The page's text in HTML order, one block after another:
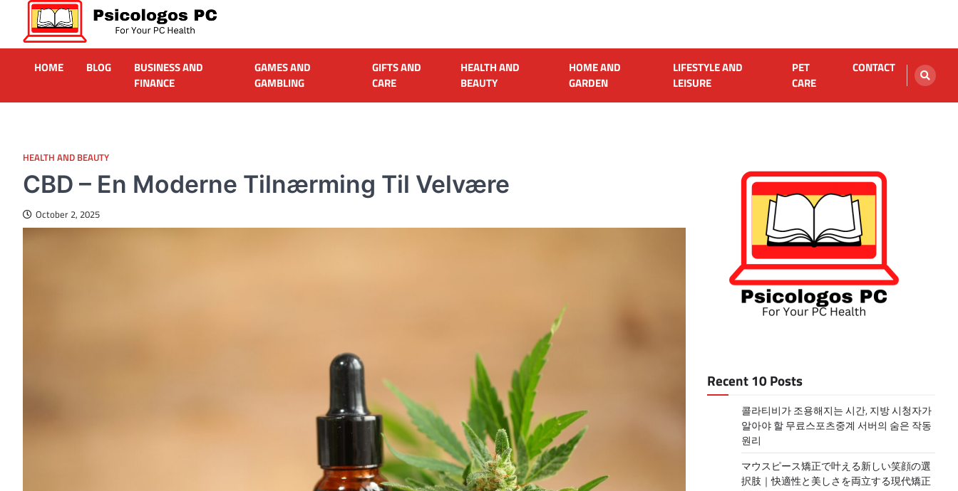
content
Psicologos PC
HOME BLOG
BUSINESS AND
FINANCE
GAMES AND
GAMBLING
GIFTS AND
CARE
HEALTH AND
BEAUTY
HOME AND
GARDEN
LIFESTYLE AND
LEISURE
PET
CARE
CONTACT
HEALTH AND BEAUTY
CBD – En Moderne Tilnærming Til Velvære
October 2, 2025
Recent 10 Posts
콜라티비가 조용해지는 시간, 지방 시청자가
알아야 할 무료스포츠중계 서버의 숨은 작동
원리
マウスピース矯正で叶える新しい笑顔の選
択肢｜快適性と美しさを両立する現代矯正